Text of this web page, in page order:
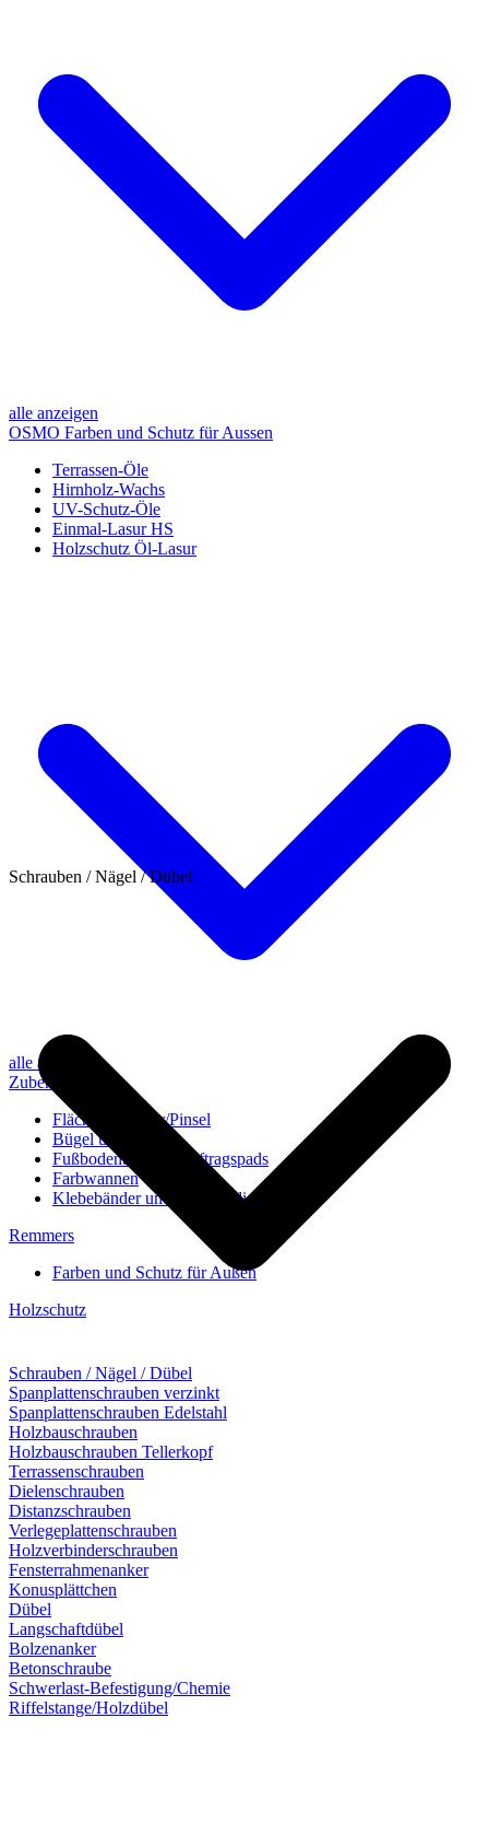
alle anzeigen
OSMO Farben und Schutz für Aussen
Terrassen-Öle
Hirnholz-Wachs
UV-Schutz-Öle
Einmal-Lasur HS
Holzschutz Öl-Lasur
alle anzeigen
Zubehör
Flächenstreicher/Pinsel
Bügel und Rollen
Fußbodenbürsten/Auftragspads
Farbwannen
Klebebänder und Abdeckvlies
Remmers
Farben und Schutz für Außen
Holzschutz
Schrauben / Nägel / Dübel
Schrauben / Nägel / Dübel
Spanplattenschrauben verzinkt
Spanplattenschrauben Edelstahl
Holzbauschrauben
Holzbauschrauben Tellerkopf
Terrassenschrauben
Dielenschrauben
Distanzschrauben
Verlegeplattenschrauben
Holzverbinderschrauben
Fensterrahmenanker
Konusplättchen
Dübel
Langschaftdübel
Bolzenanker
Betonschraube
Schwerlast-Befestigung/Chemie
Riffelstange/Holzdübel